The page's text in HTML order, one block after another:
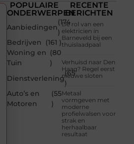
POPULAIRE
ONDERWERPEN
Aanbiedingen
(174
)
Bedrijven
(161 )
Woning en
Tuin
(80
)
Dienstverlening
(65
)
Auto’s en
Motoren
(55
)
RECENTE
BERICHTEN
De rol van een
elektricien in
Barneveld bij een
thuislaadpaal
Verhuisd naar Den
Haag? Regel eerst
nieuwe sloten
Metaal
vormgeven met
moderne
profielwalsen voor
strak en
herhaalbaar
resultaat